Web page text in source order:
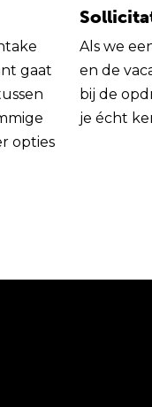
gaat
opties
Als we
en de
bij de
je écht